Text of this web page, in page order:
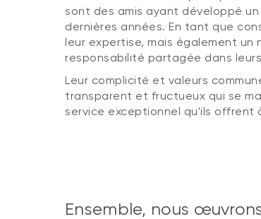
sont des amis ayant développé
dernières années. En tant que
leur expertise, mais également
responsabilité partagée dans
Leur complicité et valeurs
transparent et fructueux qui se
service exceptionnel qu'ils offrent
Ensemble, nous